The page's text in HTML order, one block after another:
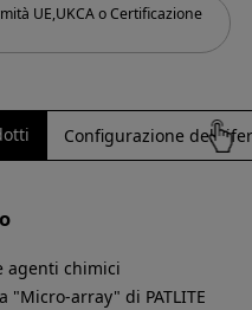
UE,UKCA o Certificazione
Configurazione del
agenti chimici
array" di PATLITE